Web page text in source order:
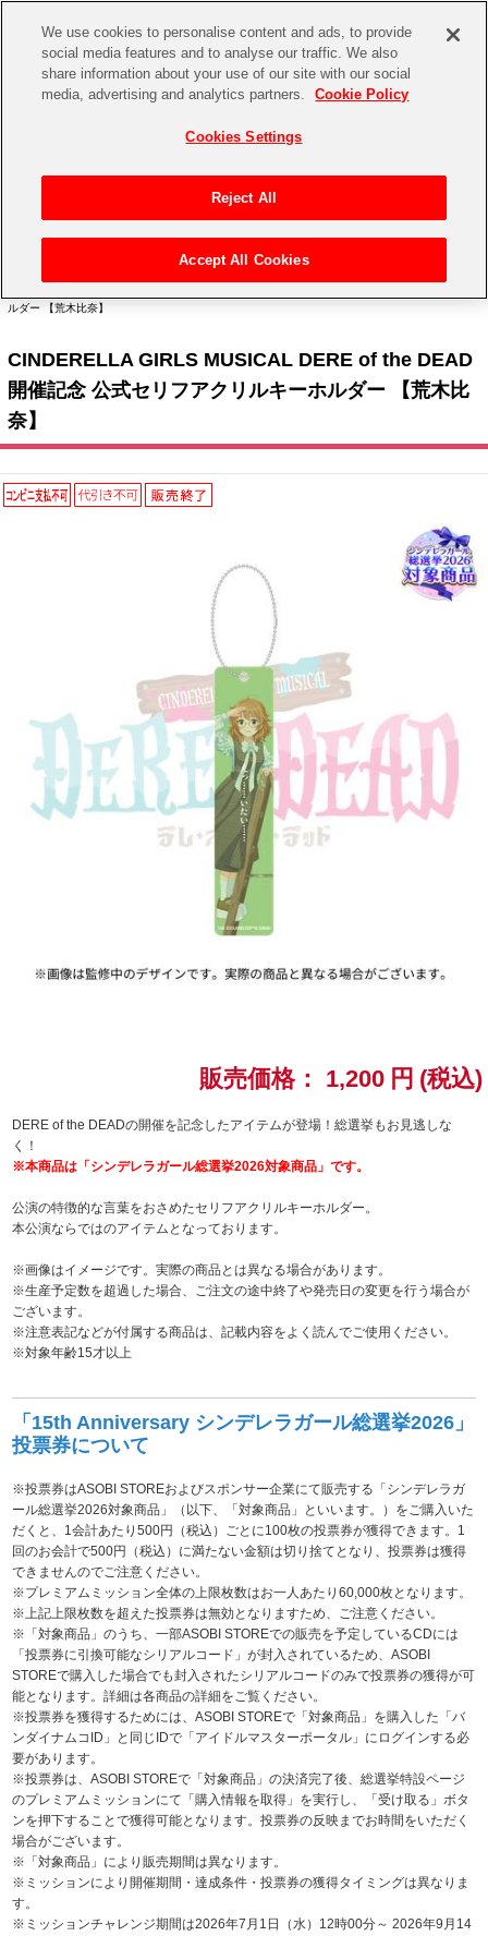
CHANNEL STORE EVENT
ASOBI STORE TOP
ゲーム 電子書籍
CD / Blu-ray
EVENT
プレミアム会員とは
アイドルマスターシリーズ
アイドルマスター
アイドルマスター SideM
太鼓の達人
ACE COMBAT
パックマン
ガンダムシリーズ
ラブライブ！
ラブライブ！サンシャイン‼
ラブライブ！虹ヶ咲学園スクールアイドル同好会
ラブライブ！スーパースター!!
アイドリッシュセブン
イベントグッズ
トイ・ホビー
アイドルマスター シリーズ>アイドルマスター シンデレラガール
ルダー 【荒木比奈】
CINDERELLA GIRLS MUSICAL DERE of the DEAD
開催記念 公式セリフアクリルキーホルダー 【荒木比
奈】
販売価格： 1,200 円 (税込)
DERE of the DEADの開催を記念したアイテムが登場！総選挙もお見逃しな
く！
※本商品は「シンデレラガール総選挙2026対象商品」です。
公演の特徴的な言葉をおさめたセリフアクリルキーホルダー。
本公演ならではのアイテムとなっております。
※画像はイメージです。実際の商品とは異なる場合があります。
※生産予定数を超過した場合、ご注文の途中終了や発売日の変更を行う場合が
ございます。
※注意表記などが付属する商品は、記載内容をよく読んでご使用ください。
※対象年齢15才以上
「15th Anniversary シンデレラガール総選挙2026」
投票券について
※投票券はASOBI STOREおよびスポンサー企業にて販売する「シンデレラガ
ール総選挙2026対象商品」（以下、「対象商品」といいます。）をご購入いた
だくと、1会計あたり500円（税込）ごとに100枚の投票券が獲得できます。1
回のお会計で500円（税込）に満たない金額は切り捨てとなり、投票券は獲得
できませんのでご注意ください。
※プレミアムミッション全体の上限枚数はお一人あたり60,000枚となります。
※上記上限枚数を超えた投票券は無効となりますため、ご注意ください。
※「対象商品」のうち、一部ASOBI STOREでの販売を予定しているCDには
「投票券に引換可能なシリアルコード」が封入されているため、ASOBI
STOREで購入した場合でも封入されたシリアルコードのみで投票券の獲得が可
能となります。詳細は各商品の詳細をご覧ください。
※投票券を獲得するためには、ASOBI STOREで「対象商品」を購入した「バ
ンダイナムコID」と同じIDで「アイドルマスターポータル」にログインする必
要があります。
※投票券は、ASOBI STOREで「対象商品」の決済完了後、総選挙特設ページ
のプレミアムミッションにて「購入情報を取得」を実行し、「受け取る」ボタ
ンを押下することで獲得可能となります。投票券の反映までお時間をいただく
場合がございます。
※「対象商品」により販売期間は異なります。
※ミッションにより開催期間・達成条件・投票券の獲得タイミングは異なりま
す。
※ミッションチャレンジ期間は2026年7月1日（水）12時00分～ 2026年9月14
We use cookies to personalise content and ads, to provide
social media features and to analyse our traffic. We also
share information about your use of our site with our social
media, advertising and analytics partners.
Cookie Policy
Cookies Settings
Reject All
Accept All Cookies